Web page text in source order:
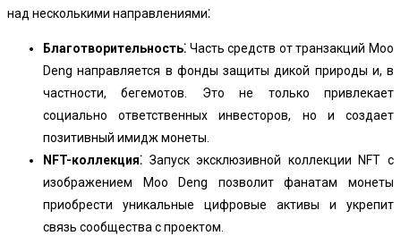
над несколькими направлениями⁚
Благотворительность⁚ Часть средств от транзакций Moo
Deng направляется в фонды защиты дикой природы и, в
частности, бегемотов. Это не только привлекает
социально ответственных инвесторов, но и создает
позитивный имидж монеты.
NFT-коллекция⁚ Запуск эксклюзивной коллекции NFT с
изображением Moo Deng позволит фанатам монеты
приобрести уникальные цифровые активы и укрепит
связь сообщества с проектом.